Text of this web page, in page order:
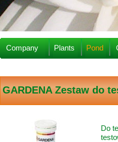
Company Plants Pond
GARDENA Zestaw do
Do